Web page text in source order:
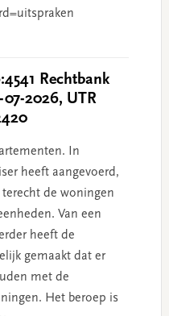
Rechtbank
2026, UTR
In
heeft aangevoerd,
de woningen
Van een
heeft de
gemaakt dat er
met de
Het beroep is